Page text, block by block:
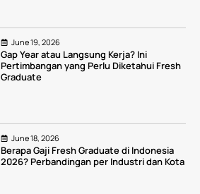
June 19, 2026
Gap Year atau Langsung Kerja? Ini
Pertimbangan yang Perlu Diketahui Fresh
Graduate
June 18, 2026
Berapa Gaji Fresh Graduate di Indonesia
2026? Perbandingan per Industri dan Kota